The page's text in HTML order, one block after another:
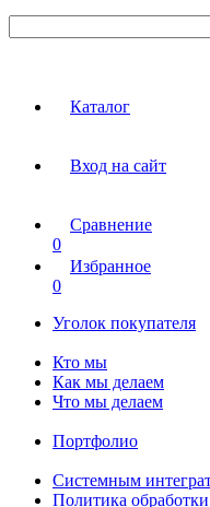
Каталог
Вход на сайт
Сравнение
0
Избранное
0
Уголок покупателя
Кто мы
Как мы делаем
Что мы делаем
Портфолио
Системным
Политика